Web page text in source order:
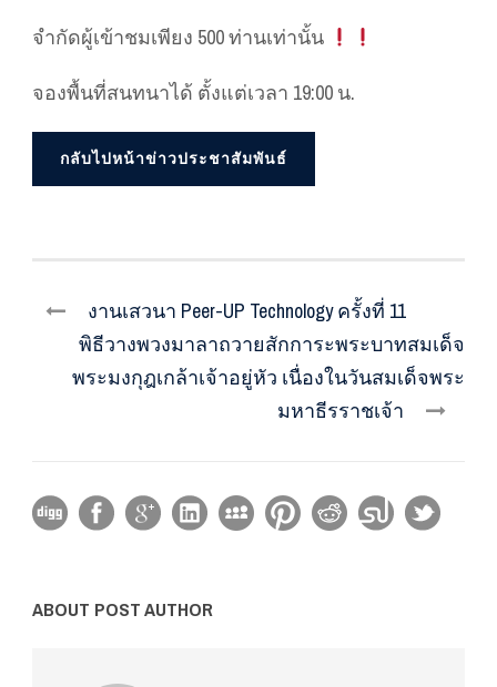
จำกัดผู้เข้าชมเพียง 500 ท่านเท่านั้น
จองพื้นที่สนทนาได้ ตั้งแต่เวลา 19:00 น.
กลับไปหน้าข่าวประชาสัมพันธ์
งานเสวนา Peer-UP Technology ครั้งที่ 11
พิธีวางพวงมาลาถวายสักการะพระบาทสมเด็จ
พระมงกุฎเกล้าเจ้าอยู่หัว เนื่องในวันสมเด็จพระ
มหาธีรราชเจ้า
ABOUT POST AUTHOR